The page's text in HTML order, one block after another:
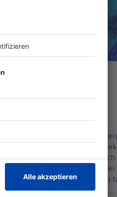
Rekord brechen
Marinković will im
einen neuen deutschen
aufstellen. Wie fühlt es sich
völliger Dunkelheit und bei
bar Druck 85 Meter tief zu